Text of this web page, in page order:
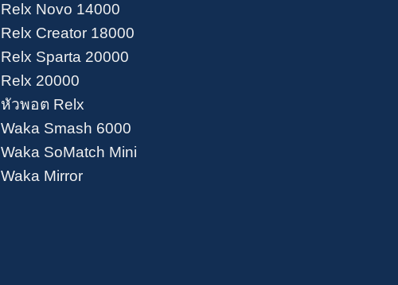
Relx Novo 14000
Relx Creator 18000
Relx Sparta 20000
Relx 20000
หัวพอต Relx
Waka Smash 6000
Waka SoMatch Mini
Waka Mirror